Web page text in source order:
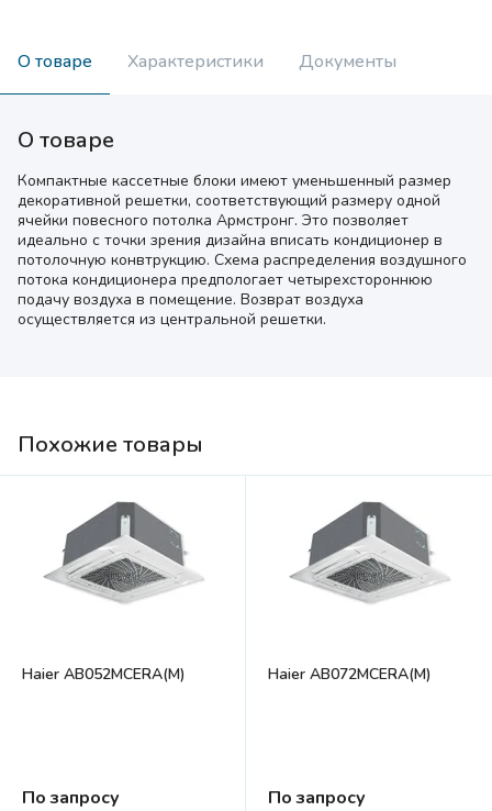
О товаре Характеристики Документы
О товаре
Компактные кассетные блоки имеют уменьшенный размер
декоративной решетки, соответствующий размеру одной
ячейки повесного потолка Армстронг. Это позволяет
идеально с точки зрения дизайна вписать кондиционер в
потолочную конвтрукцию. Схема распределения воздушного
потока кондиционера предпологает четырехстороннюю
подачу воздуха в помещение. Возврат воздуха
осуществляется из центральной решетки.
Похожие товары
Haier AB052MCERA(M)
По запросу
Haier AB072MCERA(M)
По запросу